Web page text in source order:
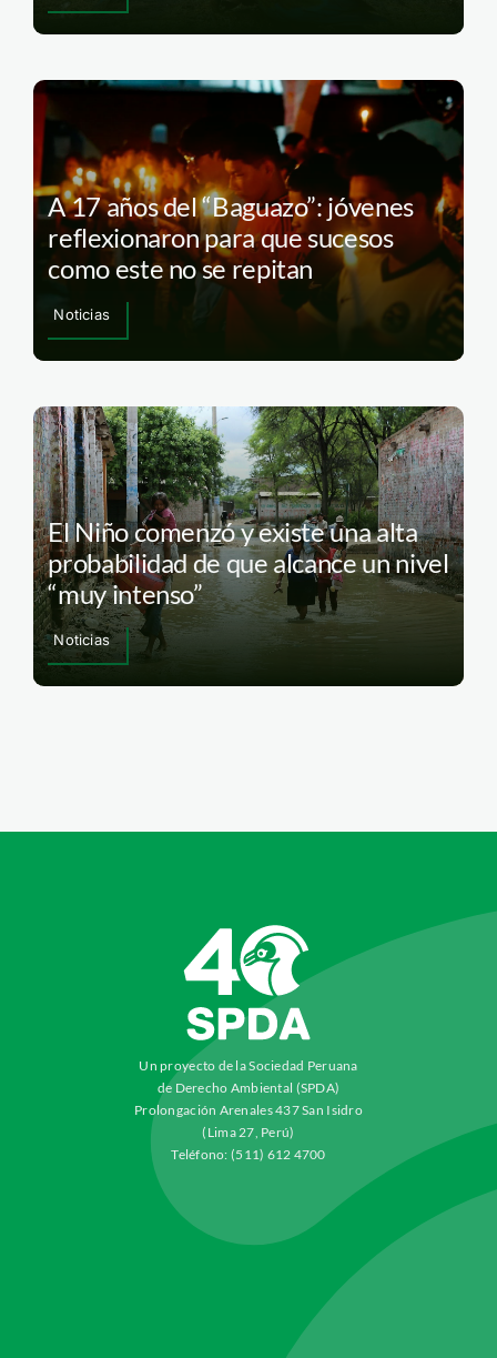
A 17 años del “Baguazo”: jóvenes
reflexionaron para que sucesos
como este no se repitan
Noticias
El Niño comenzó y existe una alta
probabilidad de que alcance un nivel
“muy intenso”
Noticias
Un proyecto de la Sociedad Peruana
de Derecho Ambiental (SPDA)
Prolongación Arenales 437 San Isidro
(Lima 27, Perú)
Teléfono: (511) 612 4700